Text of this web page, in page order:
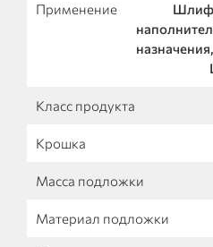
Применение
Класс продукта
Крошка
Масса подложки
Материал подложки